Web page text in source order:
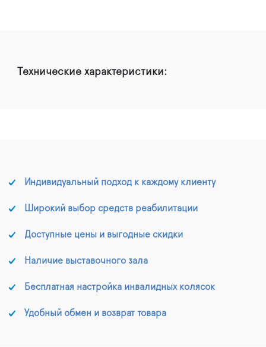
Технические характеристики:
Индивидуальный подход к каждому клиенту
Широкий выбор средств реабилитации
Доступные цены и выгодные скидки
Наличие выставочного зала
Бесплатная настройка инвалидных колясок
Удобный обмен и возврат товара